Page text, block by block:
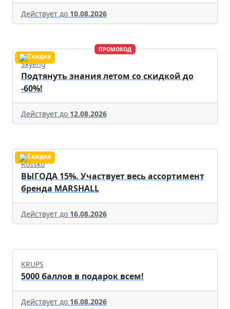
Действует до 10.08.2026
ПРОМОКОД
Skyeng
Подтянуть знания летом со скидкой до
-60%!
Действует до 12.08.2026
Rossko
ВЫГОДА 15%. Участвует весь ассортимент
бренда MARSHALL
Действует до 16.08.2026
KRUPS
5000 баллов в подарок всем!
Действует до 16.08.2026